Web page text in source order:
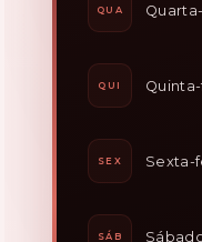
QUA
QUI
SEX Sexta-
SÁB